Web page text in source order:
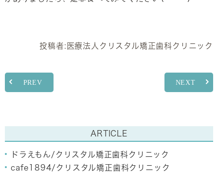
投稿者: 医療法人クリスタル矯正歯科クリニック
PREV NEXT
ARTICLE
ドラえもん/クリスタル矯正歯科クリニック
cafe1894/クリスタル矯正歯科クリニック